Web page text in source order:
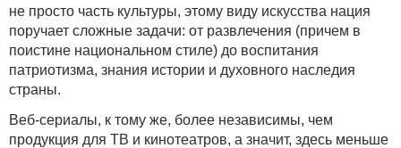
не просто часть культуры, этому виду искусства нация
поручает сложные задачи: от развлечения (причем в
поистине национальном стиле) до воспитания
патриотизма, знания истории и духовного наследия
страны.
Веб-сериалы, к тому же, более независимы, чем
продукция для ТВ и кинотеатров, а значит, здесь меньше